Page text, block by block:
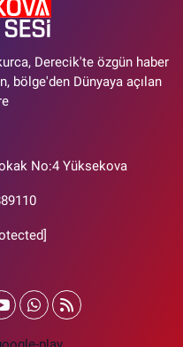
Derecik'te özgün haber
bölge'den Dünyaya açılan
No:4 Yüksekova